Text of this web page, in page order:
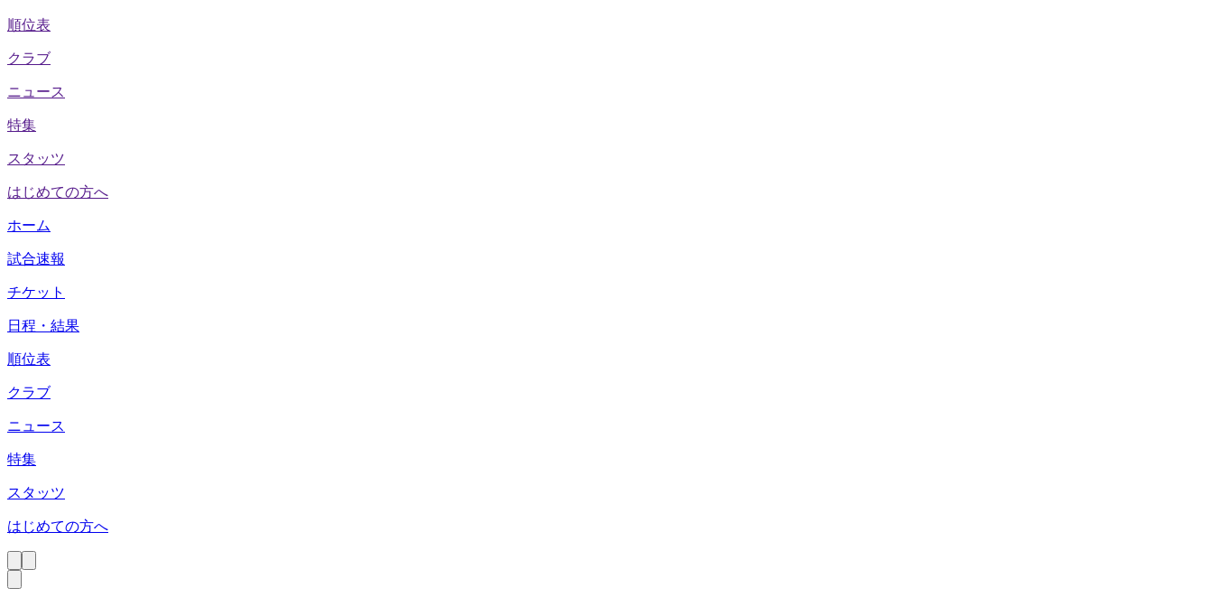
順位表
クラブ
ニュース
特集
スタッツ
はじめての方へ
ホーム
試合速報
チケット
日程・結果
順位表
クラブ
ニュース
特集
スタッツ
はじめての方へ